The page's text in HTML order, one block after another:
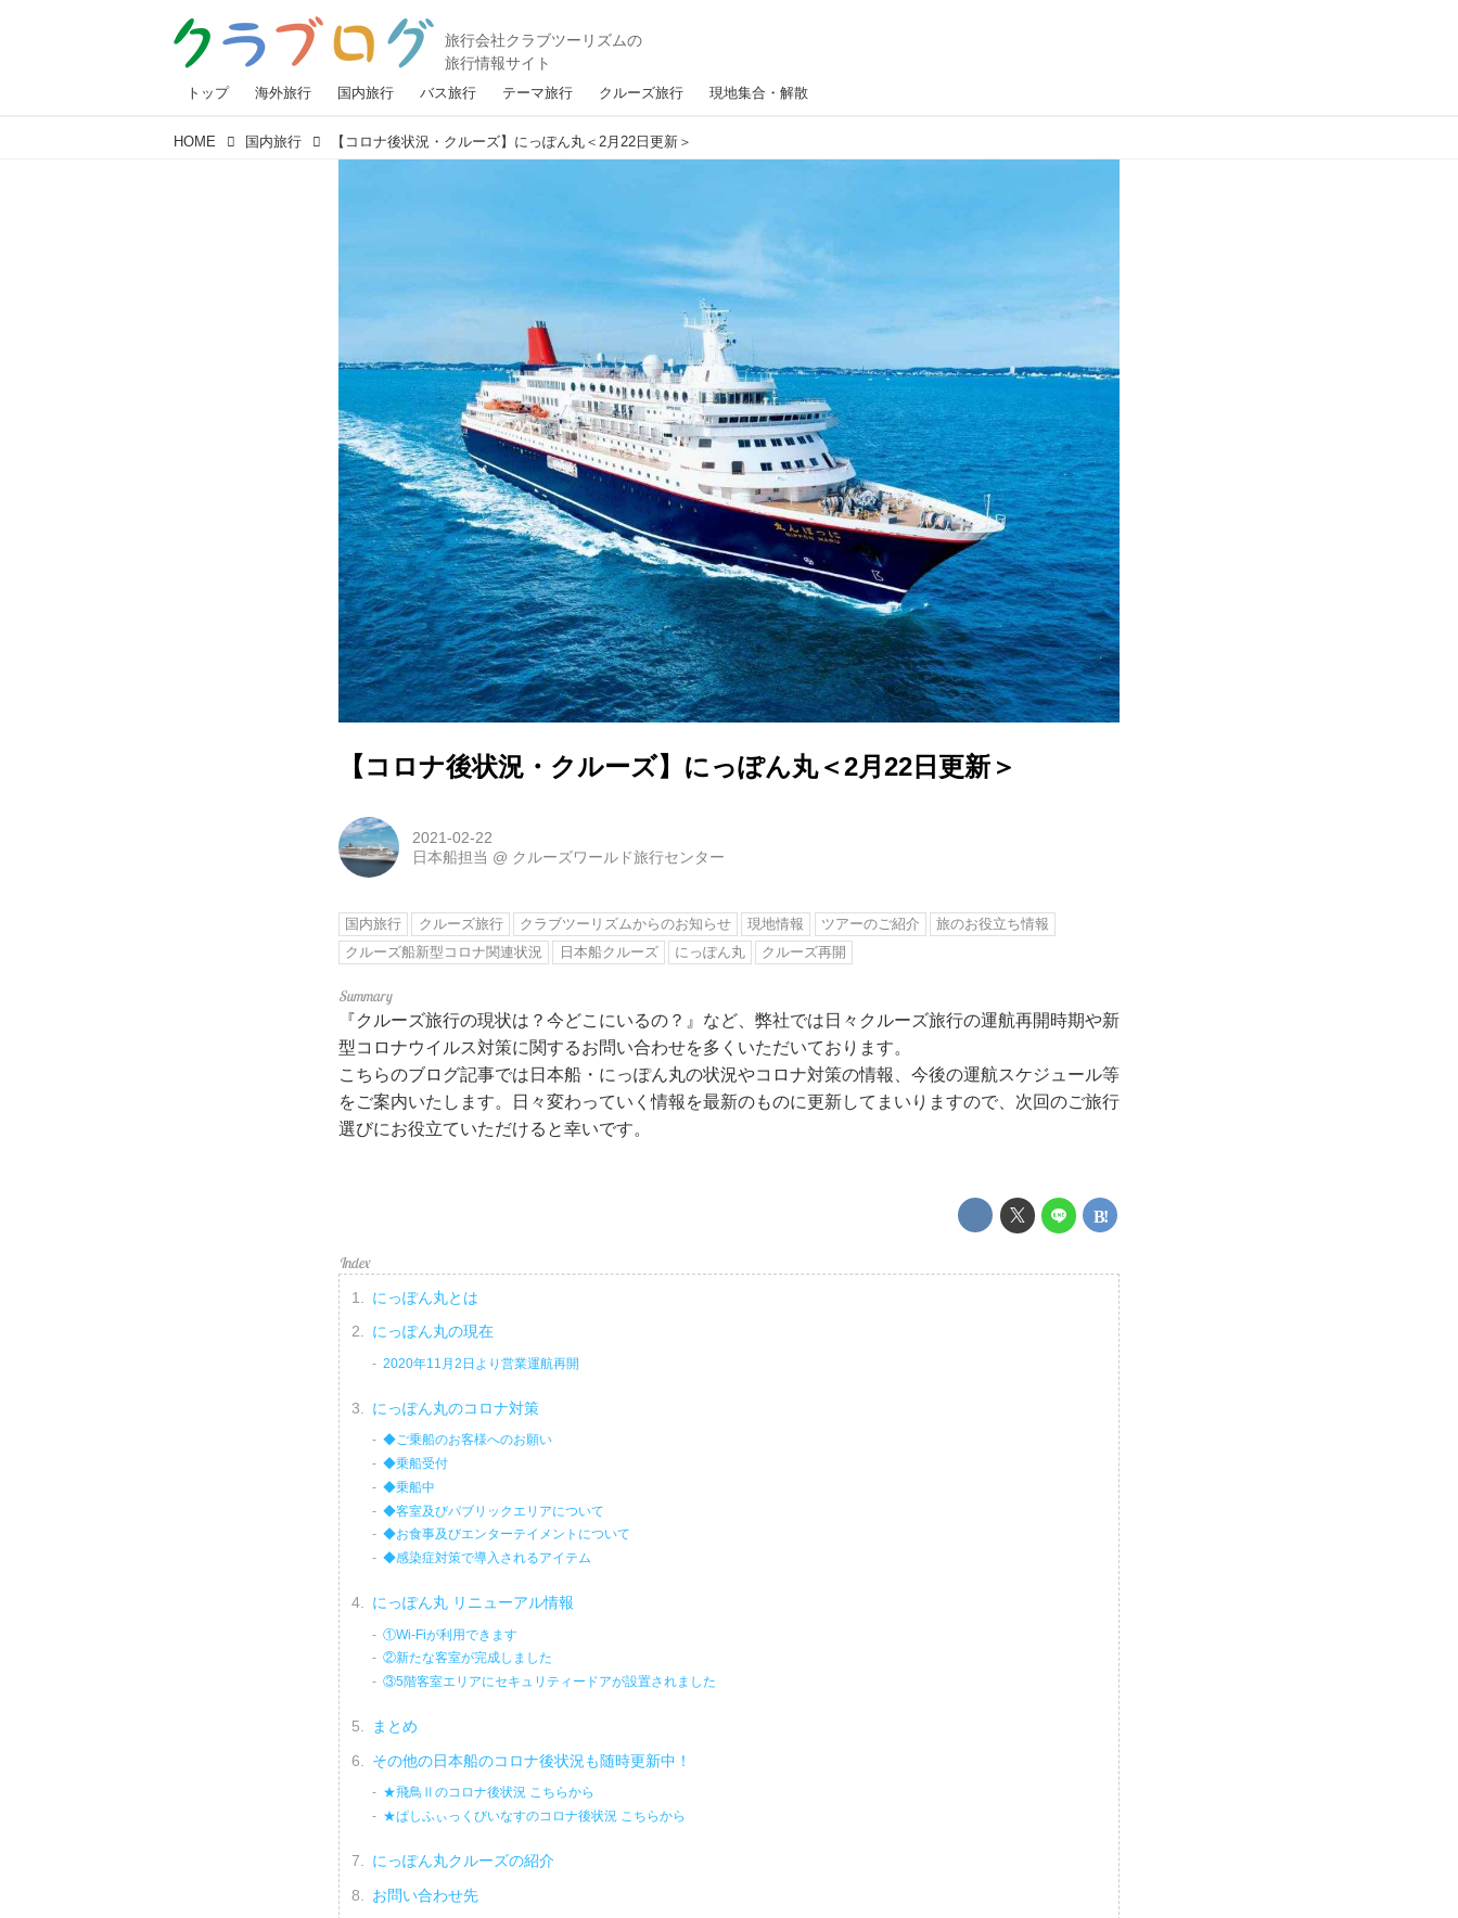
トップ 海外旅行 国内旅行 バス旅行 テーマ旅行 クルーズ旅行 現地集合・解散
HOME 国内旅行 【コロナ後状況・クルーズ】にっぽん丸＜2月22日更新＞
【コロナ後状況・クルーズ】にっぽん丸＜2月22日更新＞
2021-02-22
日本船担当 @ クルーズワールド旅行センター
国内旅行 クルーズ旅行 クラブツーリズムからのお知らせ 現地情報 ツアーのご紹介
旅のお役立ち情報
クルーズ船新型コロナ関連状況
日本船クルーズ にっぽん丸 クルーズ再開
『クルーズ旅行の現状は？今どこにいるの？』など、弊社では日々クルーズ旅行の運航再開時期や新
型コロナウイルス対策に関するお問い合わせを多くいただいております。
こちらのブログ記事では日本船・にっぽん丸の状況やコロナ対策の情報、今後の運航スケジュール等
をご案内いたします。日々変わっていく情報を最新のものに更新してまいりますので、次回のご旅行
選びにお役立ていただけると幸いです。
にっぽん丸とは
にっぽん丸の現在
2020年11月2日より営業運航再開
にっぽん丸のコロナ対策
◆ご乗船のお客様へのお願い
◆乗船受付
◆乗船中
◆客室及びパブリックエリアについて
◆お食事及びエンターテイメントについて
◆感染症対策で導入されるアイテム
にっぽん丸 リニューアル情報
①Wi-Fiが利用できます
②新たな客室が完成しました
③5階客室エリアにセキュリティードアが設置されました
まとめ
その他の日本船のコロナ後状況も随時更新中！
★飛鳥Ⅱのコロナ後状況 こちらから
★ぱしふぃっくびいなすのコロナ後状況 こちらから
にっぽん丸クルーズの紹介
お問い合わせ先